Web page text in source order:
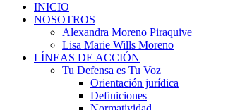
INICIO
NOSOTROS
Alexandra Moreno Piraquive
Lisa Marie Wills Moreno
LÍNEAS DE ACCIÓN
Tu Defensa es Tu Voz
Orientación jurídica
Definiciones